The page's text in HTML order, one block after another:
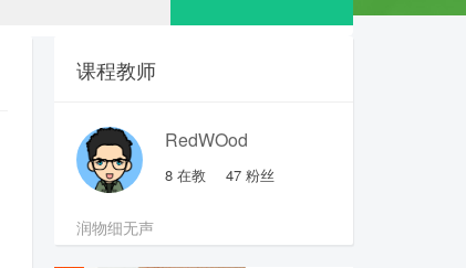
课程教师
RedWOod
8 在教 47 粉丝
润物细无声